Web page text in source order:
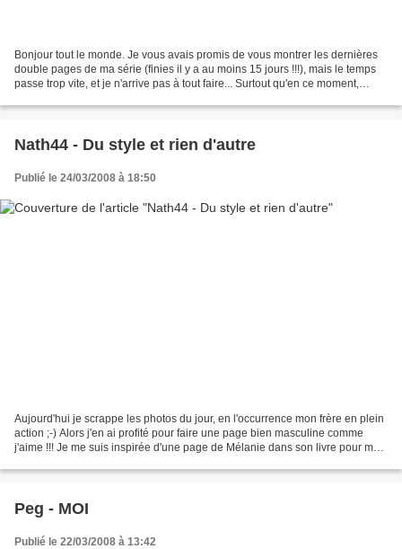
Bonjour tout le monde. Je vous avais promis de vous montrer les dernières
double pages de ma série (finies il y a au moins 15 jours !!!), mais le temps
passe trop vite, et je n'arrive pas à tout faire... Surtout qu'en ce moment,
Nath44 - Du style et rien d'autre
Publié le 24/03/2008 à 18:50
Aujourd'hui je scrappe les photos du jour, en l'occurrence mon frère en plein
action ;-) Alors j'en ai profité pour faire une page bien masculine comme
j'aime !!! Je me suis inspirée d'une page de Mélanie dans son livre pour mon
Peg - MOI
Publié le 22/03/2008 à 13:42